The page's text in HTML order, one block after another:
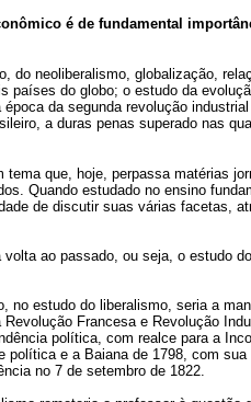
é de fundamental
do neoliberalismo, globalização,
países do globo; o estudo da
da segunda revolução
a duras penas superado nas
tema que, hoje, perpassa matérias
Quando estudado no ensino
de discutir suas várias facetas,
ao passado, ou seja, o estudo
no estudo do liberalismo, seria a
Francesa e Revolução
política, com realce para a
política e a Baiana de 1798, com
no 7 de setembro de 1822.